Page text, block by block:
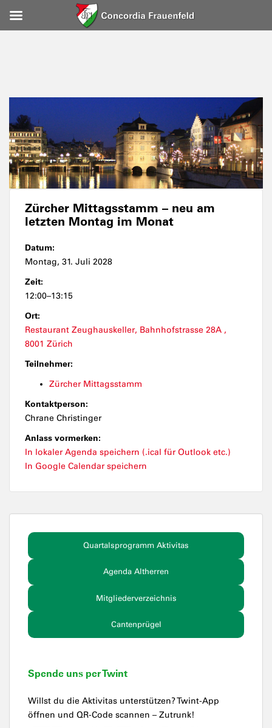
Zürcher Mittagsstamm – neu am
letzten Montag im Monat
Datum:
Montag, 31. Juli 2028
Zeit:
12:00–13:15
Ort:
Restaurant Zeughauskeller, Bahnhofstrasse 28A ,
8001 Zürich
Teilnehmer:
Zürcher Mittagsstamm
Kontaktperson:
Chrane Christinger
Anlass vormerken:
In lokaler Agenda speichern (.ical für Outlook etc.)
In Google Calendar speichern
Quartalsprogramm Aktivitas
Agenda Altherren
Mitgliederverzeichnis
Cantenprügel
Spende uns per Twint
Willst du die Aktivitas unterstützen? Twint-App
öffnen und QR-Code scannen – Zutrunk!